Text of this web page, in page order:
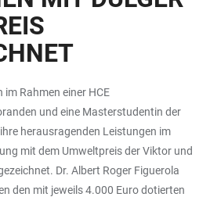
Rahmen einer HCE
und eine Masterstudentin der
herausragenden Leistungen im
mit dem Umweltpreis der Viktor und
Dr. Albert Roger Figuerola
den mit jeweils 4.000 Euro dotierten